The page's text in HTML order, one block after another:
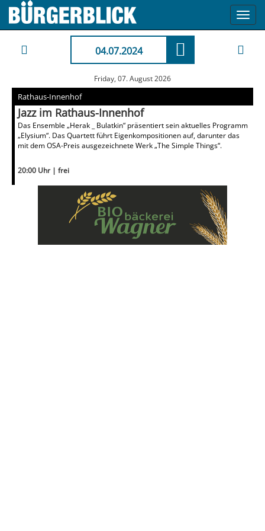
04.07.2024
Friday, 07. August 2026
Rathaus-Innenhof
Jazz im Rathaus-Innenhof
Das Ensemble „Herak _ Bulatkin“ präsentiert sein aktuelles Programm
„Elysium“. Das Quartett führt Eigenkompositionen auf, darunter das
mit dem OSA-Preis ausgezeichnete Werk „The Simple Things“.
20:00 Uhr | frei